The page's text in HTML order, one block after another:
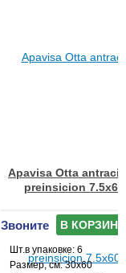
Apavisa Otta
preinsicion 7.5x60
Звоните В КОРЗИНУ
Шт.в упаковке: 6
Размер, см: 30x60